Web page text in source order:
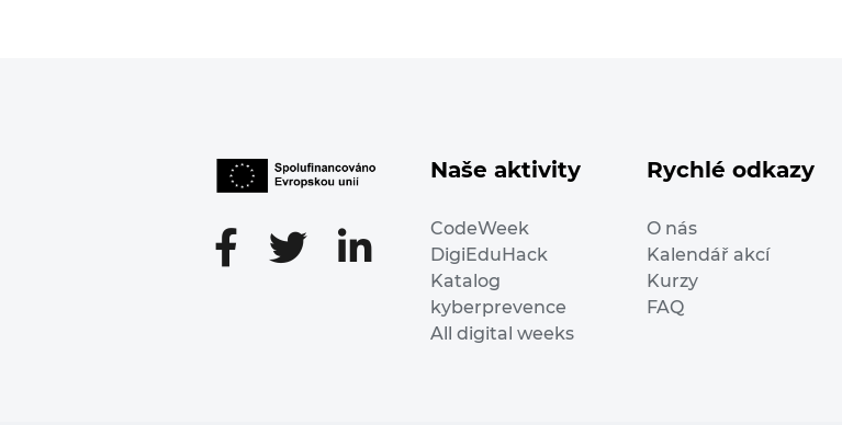
Naše aktivity
CodeWeek
DigiEduHack
Katalog
kyberprevence
All digital weeks
Rychlé odkazy
O nás
Kalendář akcí
Kurzy
FAQ